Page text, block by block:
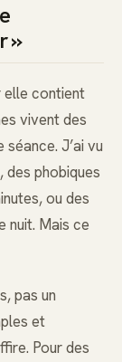
»
contient
vivent des
J’ai vu
des phobiques
ou des
nuit. Mais ce
pas un
et
Pour des